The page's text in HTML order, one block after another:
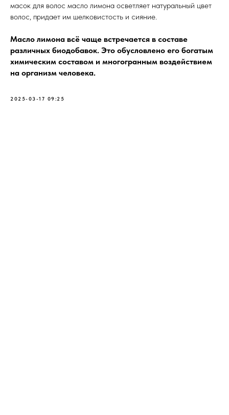
масок для волос масло лимона осветляет натуральный цвет
волос, придает им шелковистость и сияние.
Масло лимона всё чаще встречается в составе
различных биодобавок. Это обусловлено его богатым
химическим составом и многогранным воздействием
на организм человека.
2025-03-17 09:25